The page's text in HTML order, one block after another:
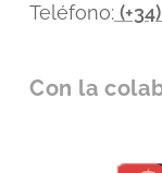
Teléfono: (+34)
Con la